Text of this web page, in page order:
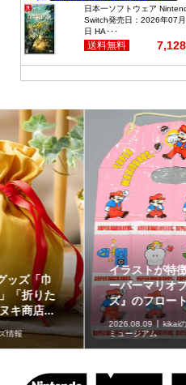
イラストが特徴的な『ス
ーパーマリオブラザー
ズ』のフロート【kikai...
2026.08.09
kikaiのマリオグッズ
ミュージアム